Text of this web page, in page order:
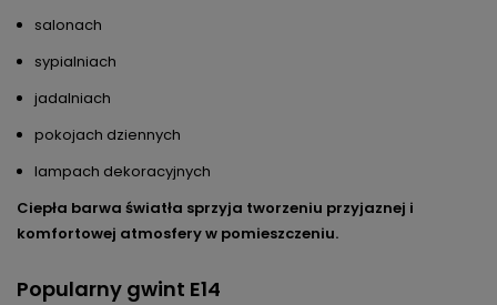
salonach
sypialniach
jadalniach
pokojach dziennych
lampach dekoracyjnych
Ciepła barwa światła sprzyja tworzeniu przyjaznej i
komfortowej atmosfery w pomieszczeniu.
Popularny gwint E14